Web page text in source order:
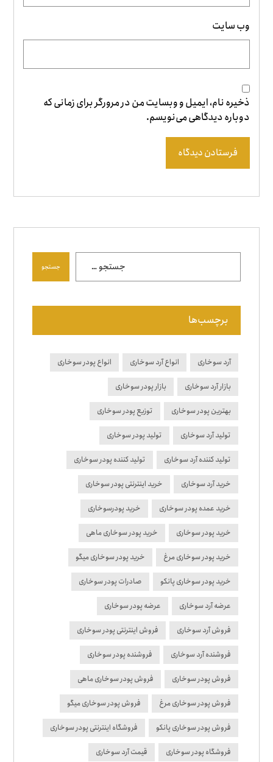
وب‌ سایت
ذخیره نام، ایمیل و وبسایت من در مرورگر برای زمانی که
دوباره دیدگاهی می‌نویسم.
فرستادن دیدگاه
جستجو
برچسب‌ها
آرد سوخاری انواع آرد سوخاری انواع پودر سوخاری
بازار آرد سوخاری بازار پودر سوخاری
بهترین پودر سوخاری توزیع پودر سوخاری
تولید آرد سوخاری تولید پودر سوخاری
تولید کننده آرد سوخاری تولید کننده پودر سوخاری
خرید آرد سوخاری خرید اینترنتی پودر سوخاری
خرید عمده پودر سوخاری خرید پودرسوخاری
خرید پودر سوخاری خرید پودر سوخاری ماهی
خرید پودر سوخاری مرغ خرید پودر سوخاری میگو
خرید پودر سوخاری پانکو صادرات پودر سوخاری
عرضه آرد سوخاری عرضه پودر سوخاری
فروش آرد سوخاری فروش اینترنتی پودر سوخاری
فروشنده آرد سوخاری فروشنده پودر سوخاری
فروش پودر سوخاری فروش پودر سوخاری ماهی
فروش پودر سوخاری مرغ فروش پودر سوخاری میگو
فروش پودر سوخاری پانکو فروشگاه اینترنتی پودر سوخاری
فروشگاه پودر سوخاری قیمت آرد سوخاری